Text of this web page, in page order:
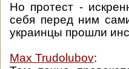
Но протест -
себя перед ним
украинцы прошли
Max Trudolubov: